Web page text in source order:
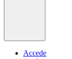
Accede